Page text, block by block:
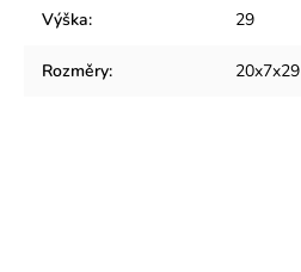
Výška: 29
Rozměry: 20x7x29